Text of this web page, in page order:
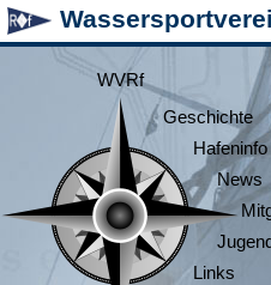
WVRf
Geschichte
Hafeninfo
News
Jugend
Links